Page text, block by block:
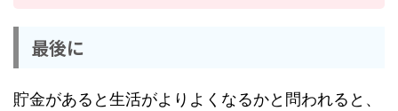
最後に
貯金があると生活がよりよくなるかと問われると、